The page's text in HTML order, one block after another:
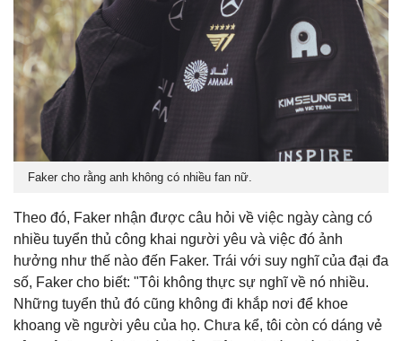
Faker cho rằng anh không có nhiều fan nữ.
Theo đó, Faker nhận được câu hỏi về việc ngày càng có
nhiều tuyển thủ công khai người yêu và việc đó ảnh
hưởng như thế nào đến Faker. Trái với suy nghĩ của đại đa
số, Faker cho biết: "Tôi không thực sự nghĩ về nó nhiều.
Những tuyển thủ đó cũng không đi khắp nơi để khoe
khoang về người yêu của họ. Chưa kể, tôi còn có dáng vẻ